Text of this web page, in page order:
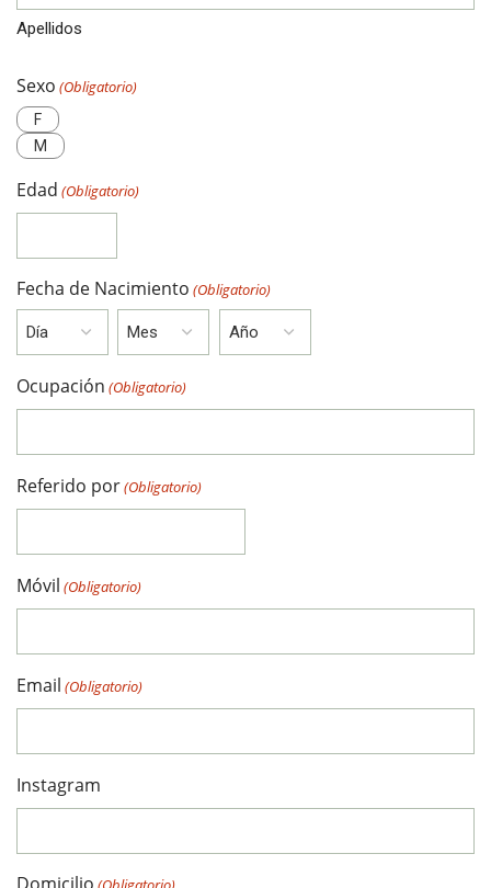
Apellidos
Sexo (Obligatorio)
F
M
Edad (Obligatorio)
Fecha de Nacimiento (Obligatorio)
Ocupación (Obligatorio)
Referido por(Obligatorio)
Móvil (Obligatorio)
Email (Obligatorio)
Instagram